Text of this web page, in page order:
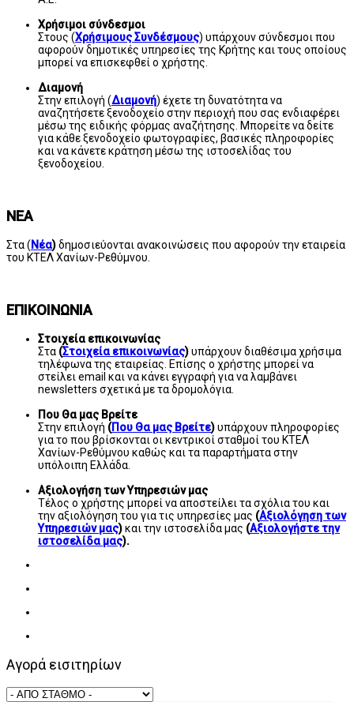
Χρήσιμοι σύνδεσμοι
Στους (Χρήσιμους Συνδέσμους) υπάρχουν σύνδεσμοι που
αφορούν δημοτικές υπηρεσίες της Κρήτης και τους οποίους
μπορεί να επισκεφθεί ο χρήστης.
Διαμονή
Στην επιλογή (Διαμονή) έχετε τη δυνατότητα να
αναζητήσετε ξενοδοχείο στην περιοχή που σας ενδιαφέρει
μέσω της ειδικής φόρμας αναζήτησης. Μπορείτε να δείτε
για κάθε ξενοδοχείο φωτογραφίες, βασικές πληροφορίες
και να κάνετε κράτηση μέσω της ιστοσελίδας του
ξενοδοχείου.
ΝΕΑ
Στα (Νέα)δημοσιεύονται ανακοινώσεις που αφορούν την εταιρεία
του ΚΤΕΛ Χανίων-Ρεθύμνου.
ΕΠΙΚΟΙΝΩΝΙΑ
Στοιχεία επικοινωνίας
Στα (Στοιχεία επικοινωνίας)υπάρχουν διαθέσιμα χρήσιμα
τηλέφωνα της εταιρείας. Επίσης ο χρήστης μπορεί να
στείλει email και να κάνει εγγραφή για να λαμβάνει
newsletters σχετικά με τα δρομολόγια.
Που Θα μας Βρείτε
Στην επιλογή (Που Θα μας Βρείτε)υπάρχουν πληροφορίες
για το που βρίσκονται οι κεντρικοί σταθμοί του ΚΤΕΛ
Χανίων-Ρεθύμνου καθώς και τα παραρτήματα στην
υπόλοιπη Ελλάδα.
Αξιολογήση των Υπηρεσιών μας
Τέλος ο χρήστης μπορεί να αποστείλει τα σχόλια του και
την αξιολόγηση του για τις υπηρεσίες μας (Αξιολόγηση των
Υπηρεσιών μας)και την ιστοσελίδα μας (Αξιολογήστε την
ιστοσελίδα μας).
Αγορά εισιτηρίων